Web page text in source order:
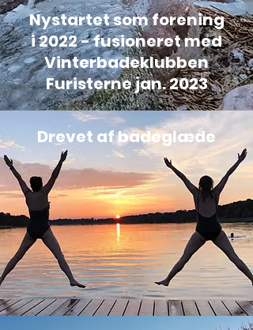
Nystartet som forening
i2022 - fusioneret med
Vinterbadeklubben
Furisterne jan. 2023
Drevet af badeglæde